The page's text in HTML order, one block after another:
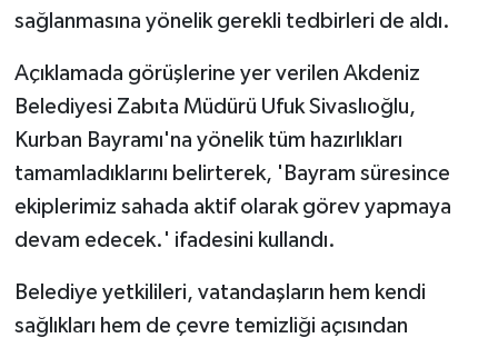
sağlanmasına yönelik gerekli tedbirleri de aldı.
Açıklamada görüşlerine yer verilen Akdeniz
Belediyesi Zabıta Müdürü Ufuk Sivaslıoğlu,
Kurban Bayramı'na yönelik tüm hazırlıkları
tamamladıklarını belirterek, 'Bayram süresince
ekiplerimiz sahada aktif olarak görev yapmaya
devam edecek.' ifadesini kullandı.
Belediye yetkilileri, vatandaşların hem kendi
sağlıkları hem de çevre temizliği açısından